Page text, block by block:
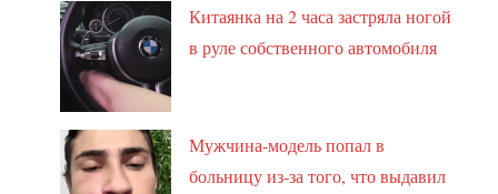
Китаянка на 2 часа застряла ногой
в руле собственного автомобиля
Мужчина-модель попал в
больницу из-за того, что выдавил